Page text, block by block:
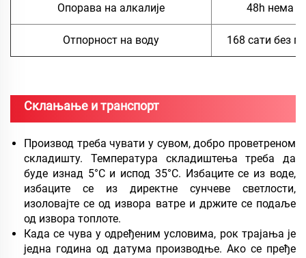
Опорава на алкалије 48h нема
Отпорност на воду 168 сати без
Склањање и транспорт
Производ треба чувати у сувом, добро проветреном
складишту. Температура складиштења треба да
буде изнад 5°C и испод 35°C. Избаците се из воде,
избаците се из директне сунчеве светлости,
изоловајте се од извора ватре и држите се подаље
од извора топлоте.
Када се чува у одређеним условима, рок трајања је
једна година од датума производње. Ако се пређе